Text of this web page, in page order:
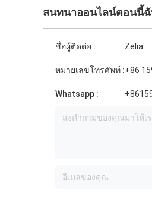
สนทนาออนไลน์ตอนนี้
ชื่อผู้ติดต่อ : Zelia
หมายเลขโทรศัพท์ :+86
Whatsapp :